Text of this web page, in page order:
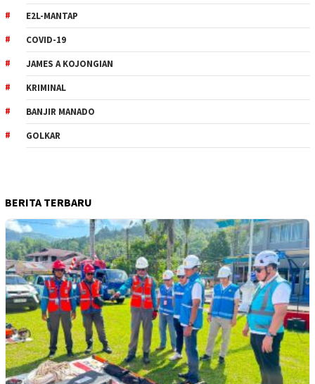
E2L-MANTAP
COVID-19
JAMES A KOJONGIAN
KRIMINAL
BANJIR MANADO
GOLKAR
BERITA TERBARU